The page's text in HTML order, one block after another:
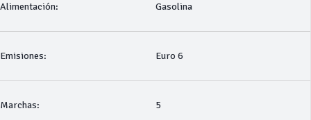
Alimentación: Gasolina
Emisiones: Euro 6
Marchas: 5